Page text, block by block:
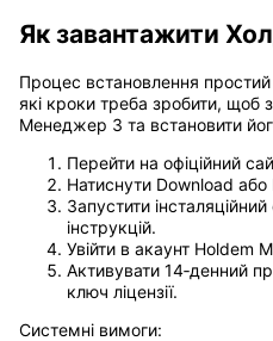
Як завантажити
Процес встановлення
які кроки треба зробити, щоб
Менеджер 3 та встановити
Перейти на офіційний
Натиснути Download
Запустити
інструкцій.
Увійти в акаунт Holdem
Активувати 14‑денний
ключ ліцензії.
Системні вимоги: